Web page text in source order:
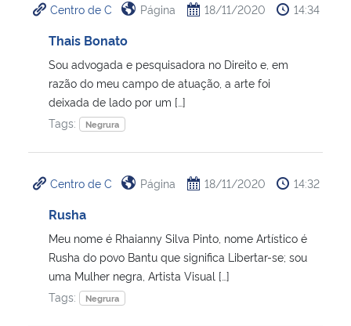
Secretaria-Geral
Secretaria de Governo
Gabinete de Segurança Institucional
Banco Central do Brasil
Centro de C Página 18/11/2020 14:34
Thais Bonato
Sou advogada e pesquisadora no Direito e, em
razão do meu campo de atuação, a arte foi
deixada de lado por um […]
Tags:
Negrura
Centro de C Página 18/11/2020 14:32
Rusha
Meu nome é Rhaianny Silva Pinto, nome Artístico é
Rusha do povo Bantu que significa Libertar-­se; sou
uma Mulher negra, Artista Visual […]
Tags:
Negrura